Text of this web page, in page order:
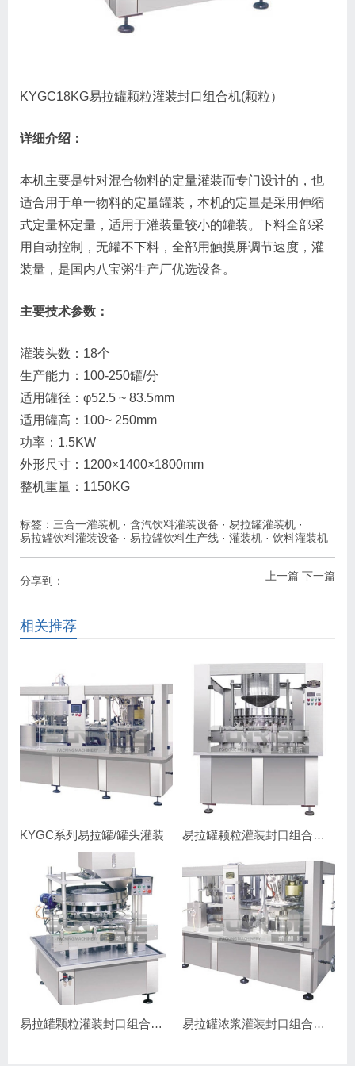
KYGC18KG易拉罐颗粒灌装封口组合机(颗粒）
详细介绍：
本机主要是针对混合物料的定量灌装而专门设计的，也
适合用于单一物料的定量罐装，本机的定量是采用伸缩
式定量杯定量，适用于灌装量较小的罐装。下料全部采
用自动控制，无罐不下料，全部用触摸屏调节速度，灌
装量，是国内八宝粥生产厂优选设备。
主要技术参数：
灌装头数：18个
生产能力：100-250罐/分
适用罐径：φ52.5 ~ 83.5mm
适用罐高：100~ 250mm
功率：1.5KW
外形尺寸：1200×1400×1800mm
整机重量：1150KG
标签： 三合一灌装机 · 含汽饮料灌装设备 · 易拉罐灌装机 ·
易拉罐饮料灌装设备 · 易拉罐饮料生产线 · 灌装机 · 饮料灌装机
上一篇 下一篇
分享到：
相关推荐
KYGC系列易拉罐/罐头灌装 易拉罐颗粒灌装封口组合机(颗粒）
易拉罐颗粒灌装封口组合机(颗粒） 易拉罐浓浆灌装封口组合机（浓浆）